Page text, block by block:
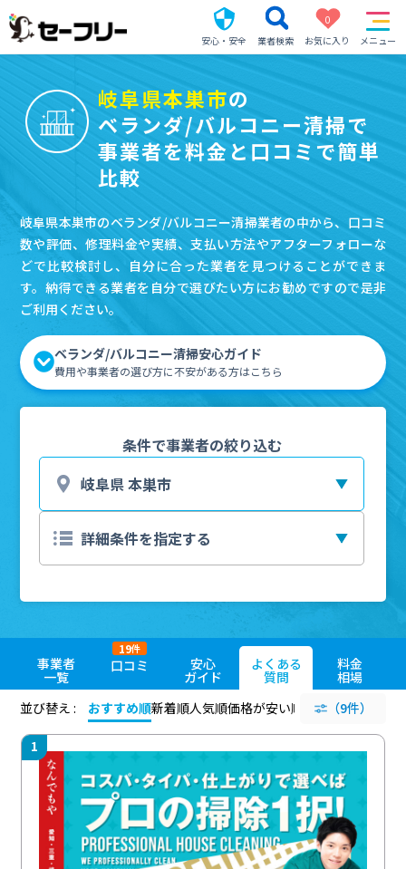
安心・安全 業者検索
0
お気に入り
メニュー
岐阜県本巣市の
ベランダ/バルコニー清掃で
事業者を料金と口コミで簡単
比較
岐阜県本巣市のベランダ/バルコニー清掃業者の中から、口コミ
数や評価、修理料金や実績、支払い方法やアフターフォローな
どで比較検討し、自分に合った業者を見つけることができま
す。納得できる業者を自分で選びたい方にお勧めですので是非
ご利用ください。
ベランダ/バルコニー清掃安心ガイド
費用や事業者の選び方に不安がある方はこちら
条件で事業者の絞り込む
事業者
一覧
口コミ
19件
安心
ガイド
よくある
質問
料金
相場
並び替え :
おすすめ順新着順人気順価格が安い順 評価が高い順
（9件）
1